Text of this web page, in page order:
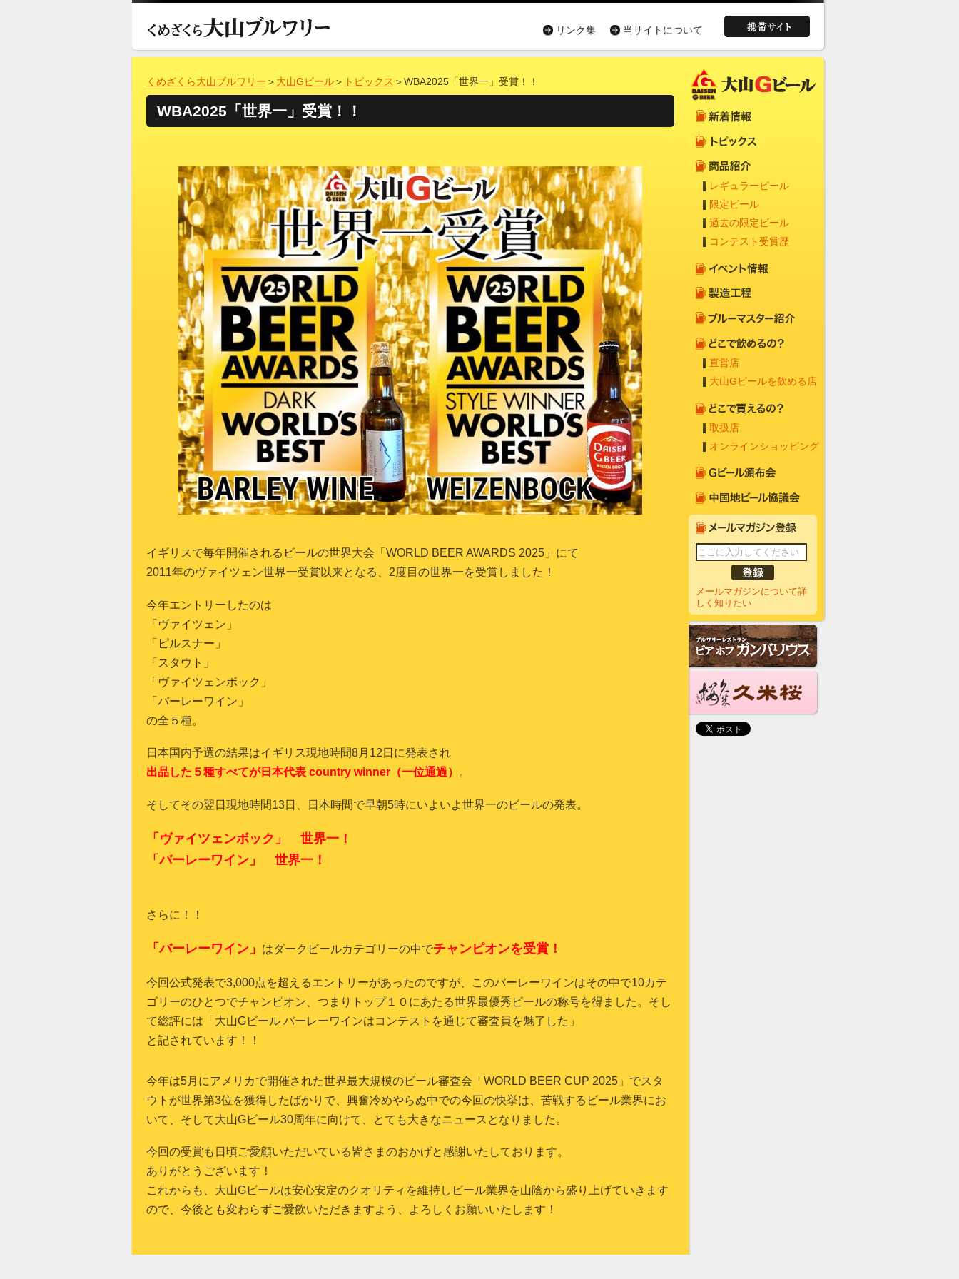
当サイトについて
リンク集
くめざくら大山ブルワリー ＞ 大山Gビール＞ トピックス ＞WBA2025「世界一」受賞！！
WBA2025「世界一」受賞！！
イギリスで毎年開催されるビールの世界大会「 WORLD BEER AWARDS 2025」にて
2011年のヴァイツェン世界一受賞以来となる、 2度目の世界一を受賞しました！
今年エントリーしたのは
「ヴァイツェン」
「ピルスナー」
「スタウト」
「ヴァイツェンボック」
「バーレーワイン」
の全５種。
日本国内予選の結果はイギリス現地時間8月 12 日に発表され
出品した５種すべてが日本代表country winner（一位通過） 。
そしてその翌日現地時間13日、日本時間で早朝5時にいよいよ世界一のビールの発表。
「ヴァイツェンボック」 世界一！
「バーレーワイン」 世界一！
さらに！！
「バーレーワイン」 はダークビールカテゴリーの中でチャンピオンを受賞！
今回公式発表で3,000点を超えるエントリーがあったのですが、このバーレーワインはその中で10カテ
ゴリーのひとつでチャンピオン、つまりトップ１０にあたる世界最優秀ビールの称号を得ました。そし
て総評には「大山Gビール バーレーワインはコンテストを通じて審査員を魅了した」
と記されています！！
今年は5月にアメリカで開催された世界最大規模のビール審査会「 WORLD BEER CUP 2025」でスタ
ウトが世界第3位を獲得したばかりで、興奮冷めやらぬ中での今回の快挙は、苦戦するビール業界にお
いて、そして大山Gビール30周年に向けて、とても大きなニュースとなりました。
今回の受賞も日頃ご愛顧いただいている皆さまのおかげと感謝いたしております。
ありがとうございます！
これからも、大山Gビールは安心安定のクオリティを維持しビール業界を山陰から盛り上げていきます
ので、今後とも変わらずご愛飲いただきますよう、よろしくお願いいたします！
レギュラービール
限定ビール
過去の限定ビール
コンテスト受賞歴
直営店
大山Gビールを飲める店
取扱店
オンラインショッピング
メールマガジンについて詳
しく知りたい